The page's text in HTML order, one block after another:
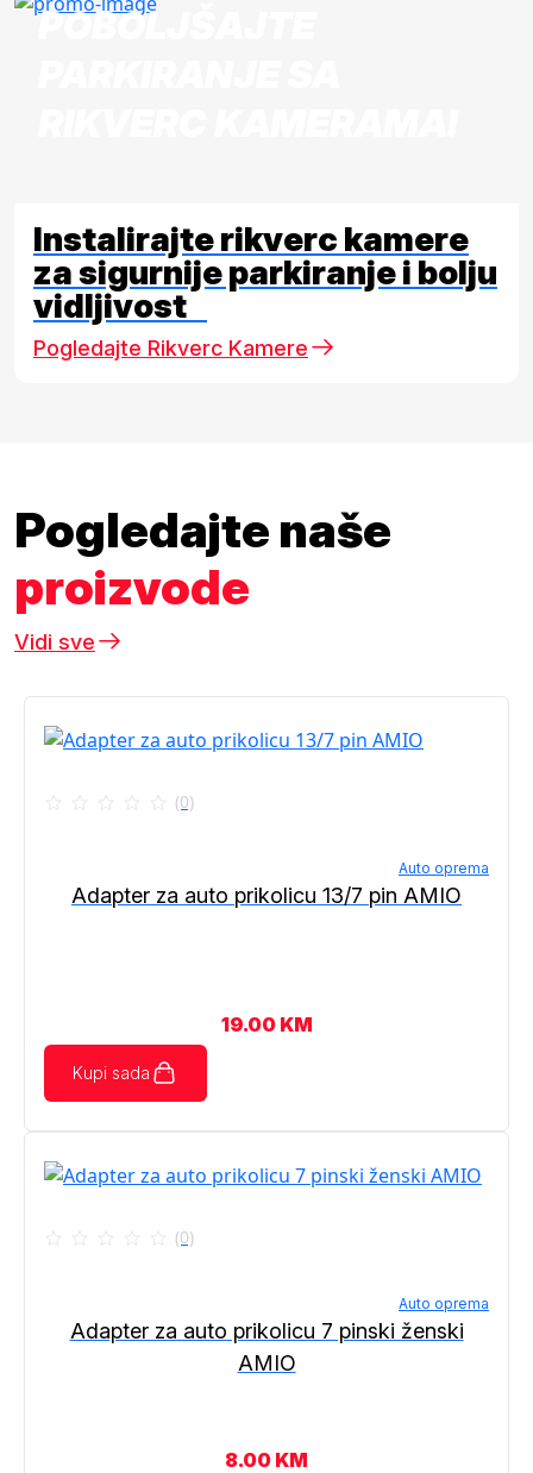
POBOLJŠAJTE
Instalirajte rikverc kamere
za sigurnije parkiranje i bolju
vidljivost
Pogledajte Rikverc Kamere
Pogledajte naše
proizvode
Vidi sve
(0)
Auto oprema
Adapter za auto prikolicu 13/7 pin AMIO
19.00 KM
Kupi sada
(0)
Auto oprema
Adapter za auto prikolicu 7 pinski ženski
AMIO
8.00 KM